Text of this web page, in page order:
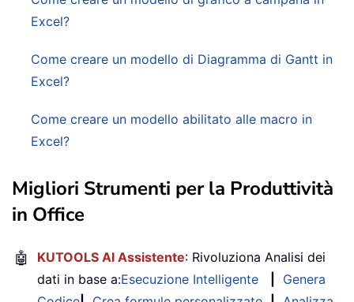
Excel?
Come creare un modello di Diagramma di Gantt in
Excel?
Come creare un modello abilitato alle macro in
Excel?
Migliori Strumenti per la Produttività
in Office
🤖 KUTOOLS AI Assistente: Rivoluziona Analisi dei
dati in base a:Esecuzione Intelligente
Genera